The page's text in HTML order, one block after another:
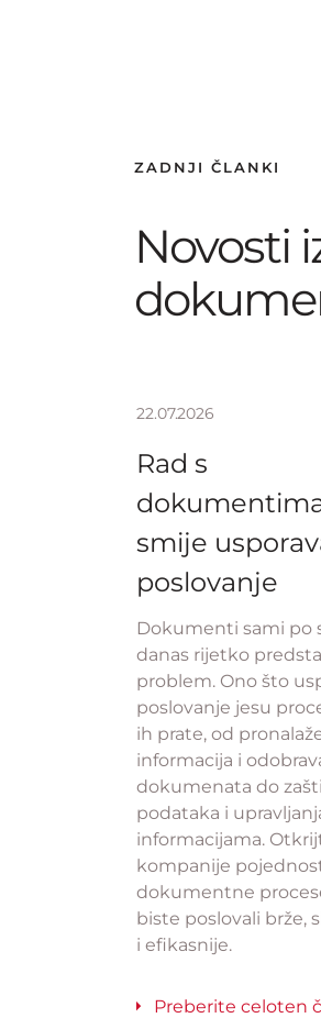
ZADNJI ČLANKI
Novosti
22.07.2026
Rad s
smije
poslovanje
Dokumenti sami po
danas rijetko
problem. Ono što
poslovanje jesu
ih prate, od
informacija i
dokumenata do
podataka i
informacijama.
kompanije
dokumentne
biste poslovali brže,
i efikasnije.
Preberite celoten